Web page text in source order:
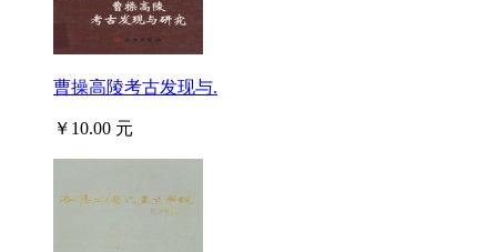
曹操高陵考古发现与.
￥10.00 元